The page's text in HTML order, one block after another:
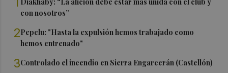
con nosotros”
2Pepelu: "Hasta la expulsión hemos trabajado como
hemos entrenado"
3Controlado el incendio en Sierra Engarcerán (Castellón)